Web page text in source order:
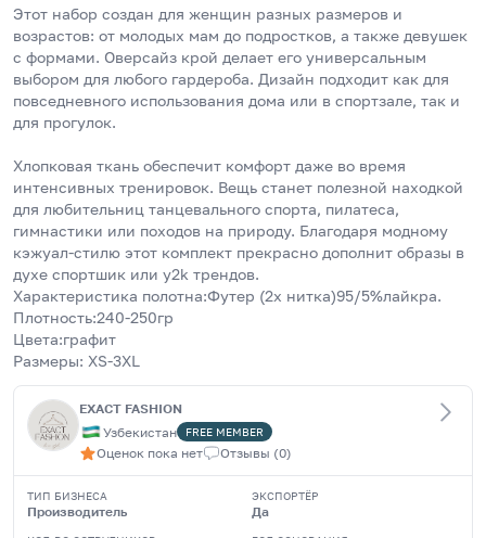
Этот набор создан для женщин разных размеров и
возрастов: от молодых мам до подростков, а также девушек
с формами. Оверсайз крой делает его универсальным
выбором для любого гардероба. Дизайн подходит как для
повседневного использования дома или в спортзале, так и
для прогулок.
Хлопковая ткань обеспечит комфорт даже во время
интенсивных тренировок. Вещь станет полезной находкой
для любительниц танцевального спорта, пилатеса,
гимнастики или походов на природу. Благодаря модному
кэжуал-стилю этот комплект прекрасно дополнит образы в
духе спортшик или y2k трендов.
Характеристика полотна:Футер (2х нитка)95/5%лайкра.
Плотность:240-250гр
Цвета:графит
Размеры: XS-3XL
EXACT FASHION
Узбекистан
FREE MEMBER
Оценок пока нет Отзывы (0)
ТИП БИЗНЕСА
Производитель
ЭКСПОРТЁР
Да